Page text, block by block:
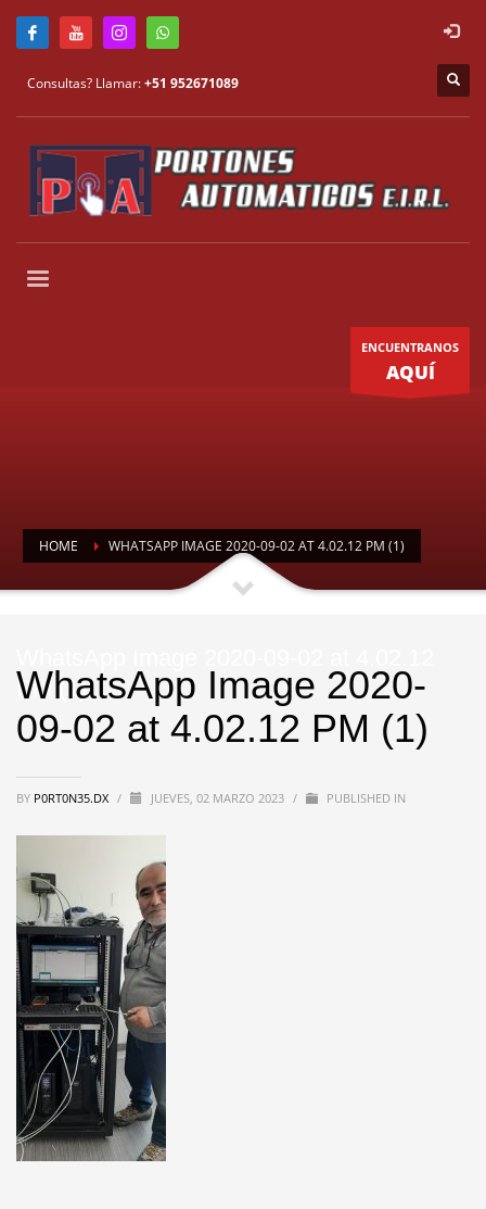
Consultas? Llamar:+51 952671089
ENCUENTRANOS
AQUÍ
HOME WHATSAPP IMAGE 2020-09-02 AT 4.02.12 PM (1)
PM (1)
WhatsApp Image 2020-
09-02 at 4.02.12 PM (1)
BY P0RT0N35.DX / JUEVES, 02 MARZO 2023 / PUBLISHED IN